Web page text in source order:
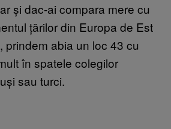
și dac-ai compara mere cu
țărilor din Europa de Est
prindem abia un loc 43 cu
în spatele colegilor
sau turci.